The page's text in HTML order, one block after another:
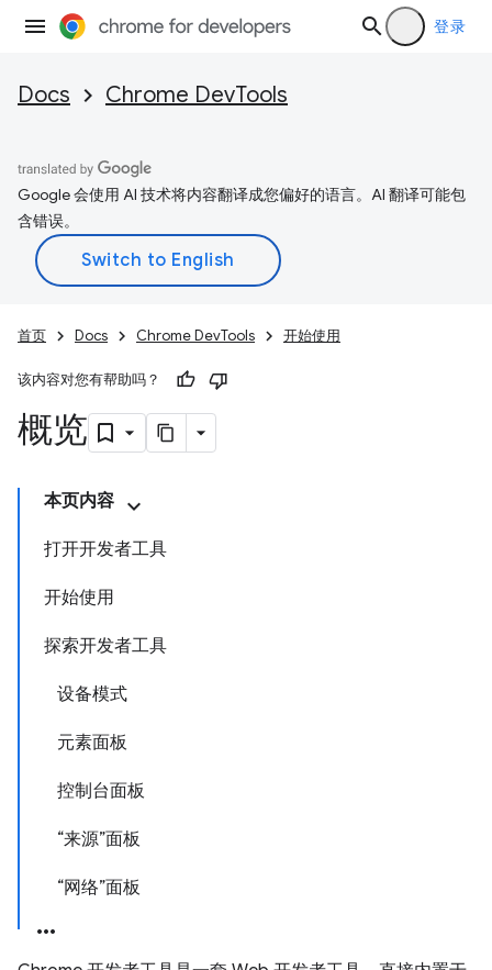
登录
Docs Chrome DevTools
Google 会使用 AI 技术将内容翻译成您偏好的语言。AI 翻译可能包
含错误。
首页 Docs Chrome DevTools 开始使用
该内容对您有帮助吗？
概览
本页内容
打开开发者工具
开始使用
探索开发者工具
设备模式
元素面板
控制台面板
“来源”面板
“网络”面板